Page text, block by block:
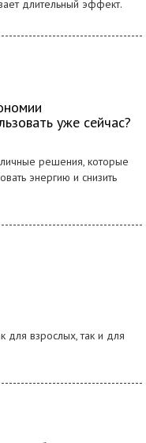
длительный эффект.
уже сейчас?
решения, которые
энергию и снизить
для взрослых, так и для